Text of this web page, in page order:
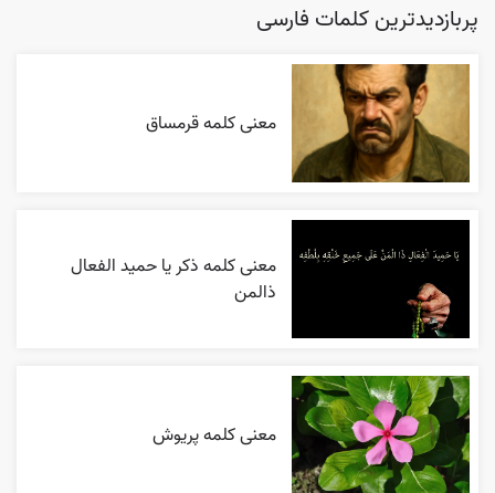
پربازدیدترین کلمات فارسی
معنی کلمه قرمساق
معنی کلمه ذکر یا حمید الفعال
ذالمن
معنی کلمه پریوش